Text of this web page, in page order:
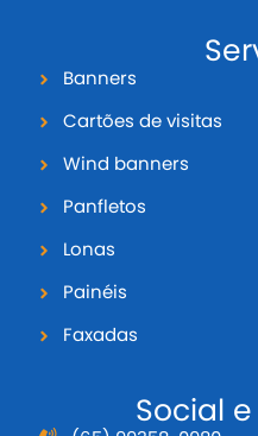
Banners
Cartões de visitas
Wind banners
Panfletos
Lonas
Painéis
Faxadas
Social